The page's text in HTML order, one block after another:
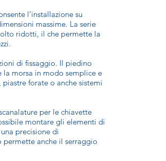
l’installazione su
massime. La serie
ridotti, il che permette la
di fissaggio. Il piedino
la morsa in modo semplice e
piastre forate o anche sistemi
per le chiavette
montare gli elementi di
precisione di
anche il serraggio